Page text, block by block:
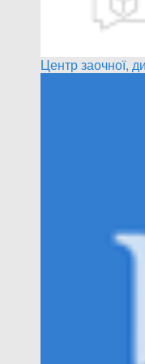
Центр заочної,